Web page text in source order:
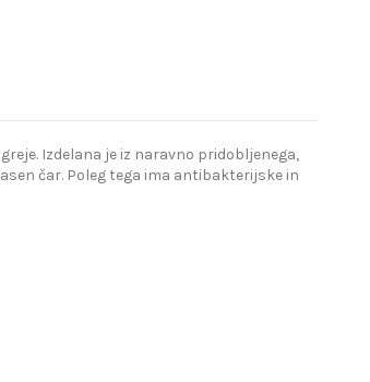
Izdelana je iz naravno pridobljenega,
čar. Poleg tega ima antibakterijske in